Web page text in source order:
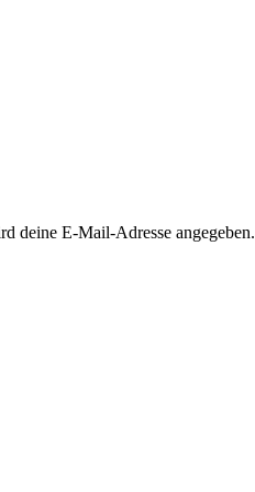
deine E-Mail-Adresse angegeben.